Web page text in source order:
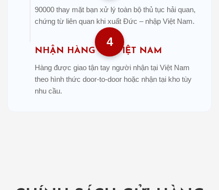
90000 thay mặt bạn xử lý toàn bộ thủ tục hải quan,
chứng từ liên quan khi xuất Đức – nhập Việt Nam.
4
NHẬN HÀNG TẠI VIỆT NAM
Hàng được giao tận tay người nhận tại Việt Nam
theo hình thức door-to-door hoặc nhận tại kho tùy
nhu cầu.